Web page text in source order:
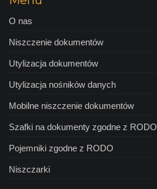
O nas
Niszczenie dokumentów
Utylizacja dokumentów
Utylizacja nośników danych
Mobilne niszczenie dokumentów
Szafki na dokumenty zgodne z RODO
Pojemniki zgodne z RODO
Niszczarki